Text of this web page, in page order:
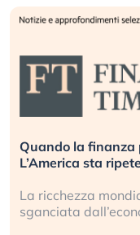
Quando la finanza
L’America sta
La ricchezza
sganciata